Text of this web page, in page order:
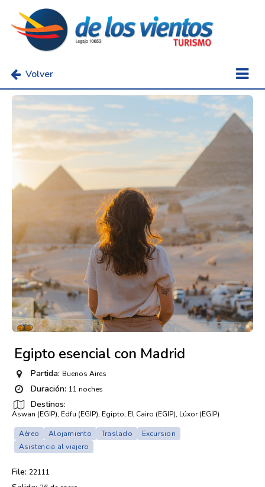
Volver
Egipto esencial con Madrid
Partida: Buenos Aires
Duración: 11 noches
Destinos:
Aswan (EGIP), Edfu (EGIP), Egipto, El Cairo (EGIP), Lúxor (EGIP)
Aéreo Alojamiento Traslado
Excursion
Asistencia al viajero
File: 22111